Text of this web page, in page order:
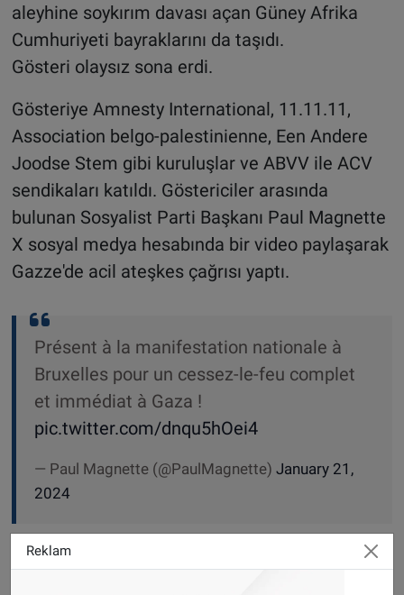
aleyhine soykırım davası açan Güney Afrika
Cumhuriyeti bayraklarını da taşıdı.
Gösteri olaysız sona erdi.
Gösteriye Amnesty International, 11.11.11,
Association belgo-palestinienne, Een Andere
Joodse Stem gibi kuruluşlar ve ABVV ile ACV
sendikaları katıldı. Göstericiler arasında
bulunan Sosyalist Parti Başkanı Paul Magnette
X sosyal medya hesabında bir video paylaşarak
Gazze'de acil ateşkes çağrısı yaptı.
Présent à la manifestation nationale à
Bruxelles pour un cessez-le-feu complet
et immédiat à Gaza !
pic.twitter.com/dnqu5hOei4
— Paul Magnette (@PaulMagnette) January 21,
2024
Geçtiğimiz yıl Ekim, Kasım ve Aralık aylarında
Reklam